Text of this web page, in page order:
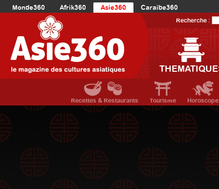
Monde360 Afrik360 Asie360
Caraibe360
Europe360
AmériqueDuNord360
Océanie360
Recherche :
Recettes & Restaurants Tourisme Horoscope